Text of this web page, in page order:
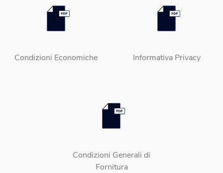
Condizioni Economiche Informativa Privacy
Condizioni Generali di
Fornitura